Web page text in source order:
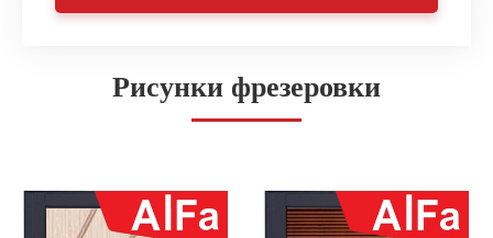
Рисунки фрезеровки